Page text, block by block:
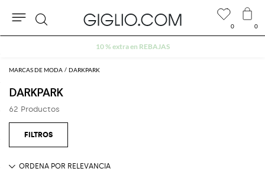
MARCAS DE MODA DARKPARK
DARKPARK
62 Productos
0 0
Buscar
10 % extra en REBAJAS